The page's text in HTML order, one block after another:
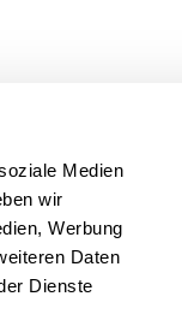
Medien
wir
Werbung
Daten
Dienste